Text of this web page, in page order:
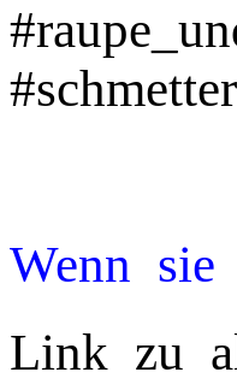
Wenn
Link zu